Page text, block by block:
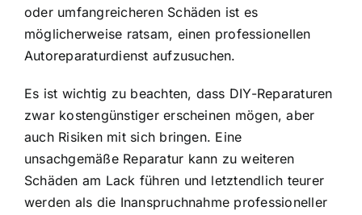
oder umfangreicheren Schäden ist es
möglicherweise ratsam, einen professionellen
Autoreparaturdienst aufzusuchen.
Es ist wichtig zu beachten, dass DIY-Reparaturen
zwar kostengünstiger erscheinen mögen, aber
auch Risiken mit sich bringen. Eine
unsachgemäße Reparatur kann zu weiteren
Schäden am Lack führen und letztendlich teurer
werden als die Inanspruchnahme professioneller